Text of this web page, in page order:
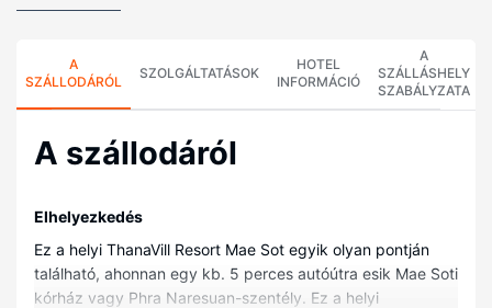
A
SZÁLLODÁRÓL
SZOLGÁLTATÁSOK
HOTEL
INFORMÁCIÓ
A
SZÁLLÁSHELY
SZABÁLYZATA
A szállodáról
Elhelyezkedés
Ez a helyi ThanaVill Resort Mae Sot egyik olyan pontján
található, ahonnan egy kb. 5 perces autóútra esik Mae Soti
kórház vagy Phra Naresuan-szentély. Ez a helyi